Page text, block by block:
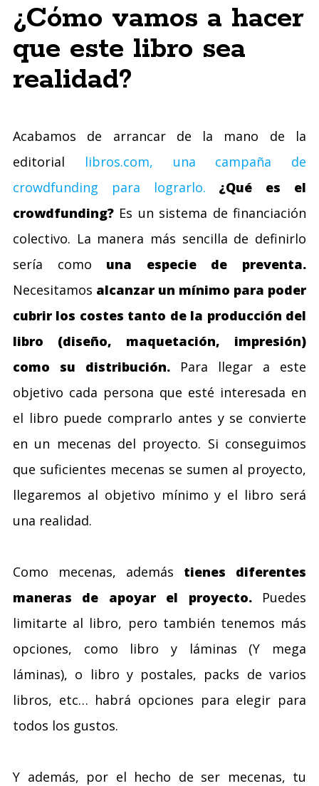
¿Cómo vamos a hacer
que este libro sea
realidad?
Acabamos de arrancar de la mano de la
editorial libros.com, una campaña de
crowdfunding para lograrlo.
¿Qué es el
crowdfunding? Es un sistema de financiación
colectivo. La manera más sencilla de definirlo
sería como una especie de preventa.
Necesitamos alcanzar un mínimo para poder
cubrir los costes tanto de la producción del
libro (diseño, maquetación, impresión)
como su distribución. Para llegar a este
objetivo cada persona que esté interesada en
el libro puede comprarlo antes y se convierte
en un mecenas del proyecto. Si conseguimos
que suficientes mecenas se sumen al proyecto,
llegaremos al objetivo mínimo y el libro será
una realidad.
Como mecenas, además tienes diferentes
maneras de apoyar el proyecto.Puedes
limitarte al libro, pero también tenemos más
opciones, como libro y láminas (Y mega
láminas), o libro y postales, packs de varios
libros, etc… habrá opciones para elegir para
todos los gustos.
Y además, por el hecho de ser mecenas, tu